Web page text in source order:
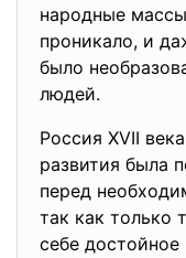
народные
проникало, и
было
людей.
Россия XVII
развития была
перед
так как только
себе